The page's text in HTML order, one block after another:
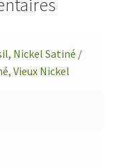
, Nickel Satiné /
,Vieux Nickel